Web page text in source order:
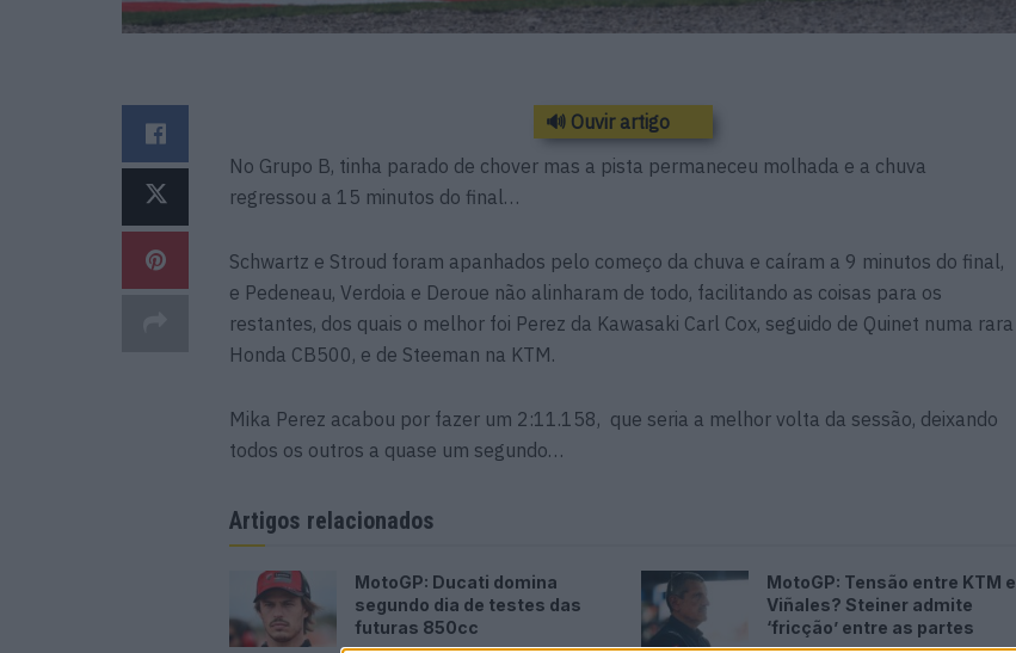
🔊 Ouvir artigo
No Grupo B, tinha parado de chover mas a pista permaneceu molhada e a chuva
regressou a 15 minutos do final…
Schwartz e Stroud foram apanhados pelo começo da chuva e caíram a 9 minutos do final,
e Pedeneau, Verdoia e Deroue não alinharam de todo, facilitando as coisas para os
restantes, dos quais o melhor foi Perez da Kawasaki Carl Cox, seguido de Quinet numa rara
Honda CB500, e de Steeman na KTM.
Mika Perez acabou por fazer um 2:11.158, que seria a melhor volta da sessão, deixando
todos os outros a quase um segundo…
Artigos relacionados
MotoGP: Ducati domina
segundo dia de testes das
futuras 850cc
MotoGP: Tensão entre KTM e
Viñales? Steiner admite
‘fricção’ entre as partes